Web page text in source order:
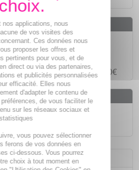
SÉCURISÉ
fois sans fraisà partir de 30€
dès 55€
nos applications, nous
de vos visites des
Ces données nous
proposer les offres et
pertinents pour vous, et de
direct ou via des partenaires,
et publicités personnalisées
efficacité. Elles nous
d'adapter le contenu de
de vous faciliter le
sur les réseaux sociaux et
vous pouvez sélectionner
ferons de vos données en
ci-dessous. Vous pourrez
choix à tout moment en